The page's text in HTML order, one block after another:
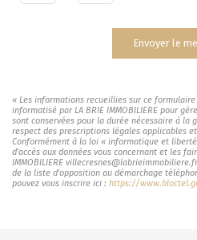
Envoyer le
« Les informations recueillies sur ce
informatisé par LA BRIE IMMOBILIERE pour
sont conservées pour la durée nécessaire à
respect des prescriptions légales applicables
Conformément à la loi « informatique et
d'accès aux données vous concernant et les
IMMOBILIERE
de la liste d'opposition au démarchage
pouvez vous inscrire ici : https://